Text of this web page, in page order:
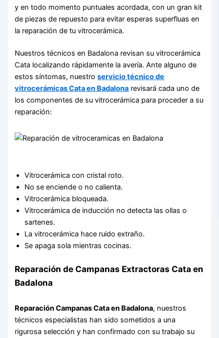
y en todo momento puntuales acordada, con un gran kit
de piezas de repuesto para evitar esperas superfluas en
la reparación de tu vitrocerámica.
Nuestros técnicos en Badalona revisan su vitrocerámica
Cata localizando rápidamente la avería. Ante alguno de
estos síntomas, nuestroservicio técnico de
vitrocerámicas Cata en Badalona revisará cada uno de
los componentes de su vitrocerámica para proceder a su
reparación:
Vitrocerámica con cristal roto.
No se enciende o no calienta.
Vitrocerámica bloqueada.
Vitrocerámica de inducción no detecta las ollas o
sartenes.
La vitrocerámica hace ruido extraño.
Se apaga sola mientras cocinas.
Reparación de Campanas Extractoras Cata en
Badalona
Reparación Campanas Cata en Badalona, nuestros
técnicos especialistas han sido sometidos a una
rigurosa selección y han confirmado con su trabajo su